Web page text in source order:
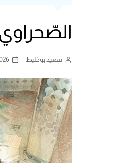
سعيد بوخليط